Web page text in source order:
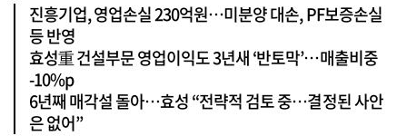
진흥기업, 영업손실 230억원…미분양 대손, PF보증손실
등 반영
효성重 건설부문 영업이익도 3년새 ‘반토막’…매출비중
-10%p
6년째 매각설 돌아…효성 “전략적 검토 중…결정된 사안
은 없어”